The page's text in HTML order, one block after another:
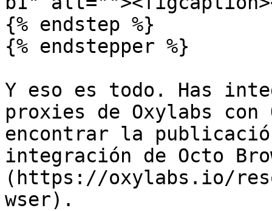
{% endstep %}
{% endstepper %}
Y eso es todo. Has
proxies de Oxylabs con
encontrar la
integración de Octo
(https://oxylabs.io/
wser).